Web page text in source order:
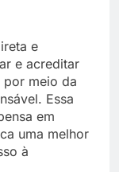
e
e acreditar
por meio da
Essa
em
uma melhor
à